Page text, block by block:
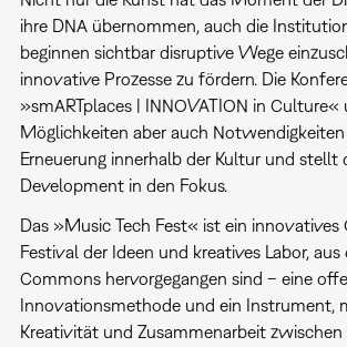
ihre DNA übernommen, auch die
beginnen sichtbar disruptive Wege
innovative Prozesse zu fördern. Die
»smARTplaces | INNOVATION in
Möglichkeiten aber auch
Erneuerung innerhalb der Kultur und stellt
Development in den Fokus.
Das »Music Tech Fest« ist ein innovatives
Festival der Ideen und kreatives Labor,
Commons hervorgegangen sind – eine
Innovationsmethode und ein Instrument,
Kreativität und Zusammenarbeit